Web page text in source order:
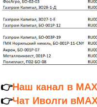
👉Наш канал в MAX
👉Чат Иволги в